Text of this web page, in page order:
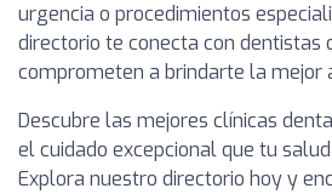
urgencia o procedimientos
directorio te conecta con dentistas
comprometen a brindarte la mejor
Descubre las mejores clínicas
el cuidado excepcional que tu
Explora nuestro directorio hoy y